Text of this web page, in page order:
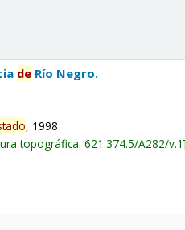
de Río Negro.
, 1998
topográfica:621.374.5/A282/v.1